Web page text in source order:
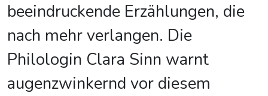
beeindruckende Erzählungen, die
nach mehr verlangen. Die
Philologin Clara Sinn warnt
augenzwinkernd vor diesem